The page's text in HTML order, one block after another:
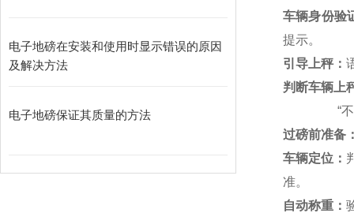
电子地磅在安装和使用时显示错误的原因
及解决方法
电子地磅保证其质量的方法
车辆身份验
提示。
引导上秤：
判断车辆上
“
过磅前准备
车辆定位：
准。
自动称重：